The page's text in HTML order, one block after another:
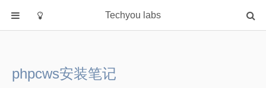
Techyou labs
Default
phpcws安装笔记